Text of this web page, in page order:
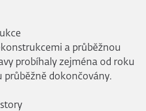
a průběžnou
probíhaly zejména od roku
průběžně dokončovány.